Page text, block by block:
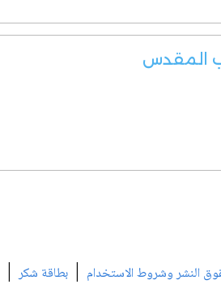
المقدس
النشر وشروط الاستخدام | بطاقة شكر|